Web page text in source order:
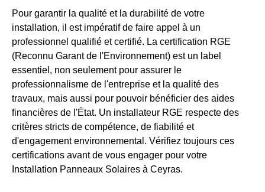
Pour garantir la qualité et la durabilité de votre
installation, il est impératif de faire appel à un
professionnel qualifié et certifié. La certification RGE
(Reconnu Garant de l'Environnement) est un label
essentiel, non seulement pour assurer le
professionnalisme de l'entreprise et la qualité des
travaux, mais aussi pour pouvoir bénéficier des aides
financières de l'État. Un installateur RGE respecte des
critères stricts de compétence, de fiabilité et
d'engagement environnemental. Vérifiez toujours ces
certifications avant de vous engager pour votre
Installation Panneaux Solaires à Ceyras.